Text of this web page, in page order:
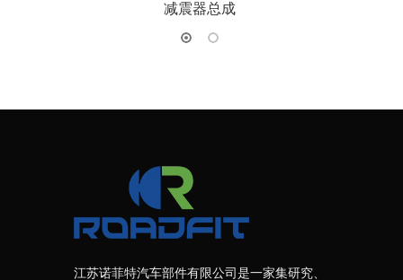
减震器总成
江苏诺菲特汽车部件有限公司是一家集研究、